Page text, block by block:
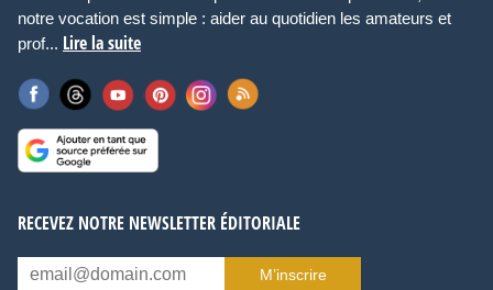
notre vocation est simple : aider au quotidien les amateurs et
prof... Lire la suite
RECEVEZ NOTRE NEWSLETTER ÉDITORIALE
M’inscrire